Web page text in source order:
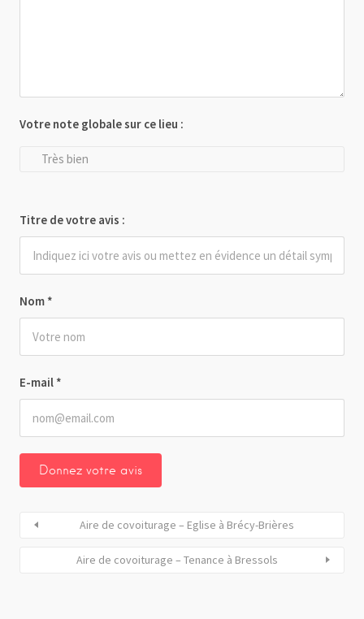
Nom *
E-mail *
Votre note globale sur ce lieu :
Très bien
Titre de votre avis :
Aire de covoiturage – Eglise à Brécy-Brières
Aire de covoiturage – Tenance à Bressols